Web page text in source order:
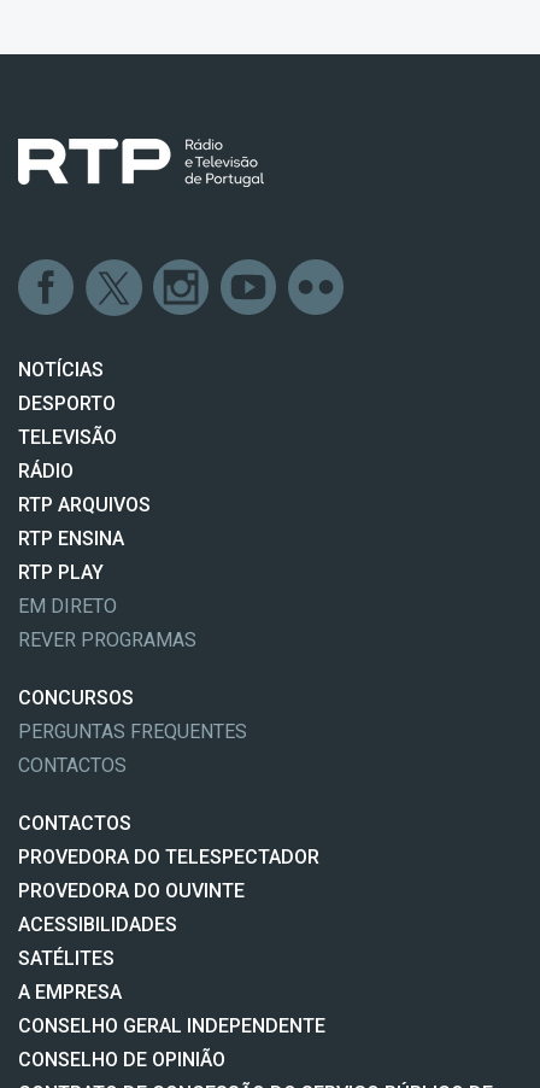
NOTÍCIAS
DESPORTO
TELEVISÃO
RÁDIO
RTP ARQUIVOS
RTP ENSINA
RTP PLAY
EM DIRETO
REVER PROGRAMAS
CONCURSOS
PERGUNTAS FREQUENTES
CONTACTOS
CONTACTOS
PROVEDORA DO TELESPECTADOR
PROVEDORA DO OUVINTE
ACESSIBILIDADES
SATÉLITES
A EMPRESA
CONSELHO GERAL INDEPENDENTE
CONSELHO DE OPINIÃO